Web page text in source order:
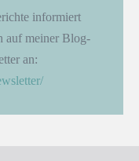
informiert
auf meiner Blog-
an: